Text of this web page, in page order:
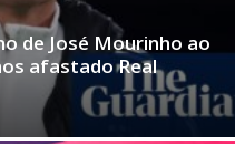
de José Mourinho ao
afastado Real